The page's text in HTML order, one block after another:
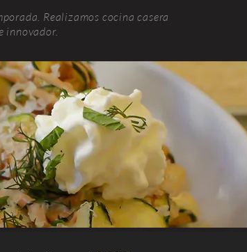
Realizamos cocina casera
innovador.